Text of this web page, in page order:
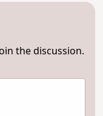
the discussion.